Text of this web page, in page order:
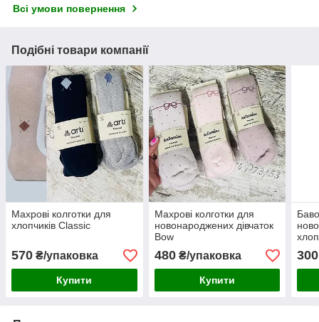
Всі умови повернення
Подібні товари компанії
Махрові колготки для
хлопчиків Classic
570 ₴/упаковка
Купити
Махрові колготки для
новонароджених дівчаток
Bow
480₴/упаковка
Купити
300